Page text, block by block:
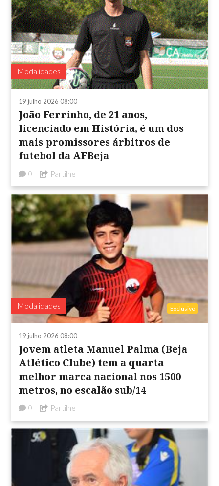
Modalidades
19 julho 2026 08:00
João Ferrinho, de 21 anos,
licenciado em História, é um dos
mais promissores árbitros de
futebol da AFBeja
0 Partilhe
Modalidades Exclusivo
19 julho 2026 08:00
Jovem atleta Manuel Palma (Beja
Atlético Clube) tem a quarta
melhor marca nacional nos 1500
metros, no escalão sub/14
0 Partilhe